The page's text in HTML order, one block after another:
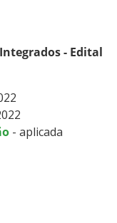
- Edital
- aplicada